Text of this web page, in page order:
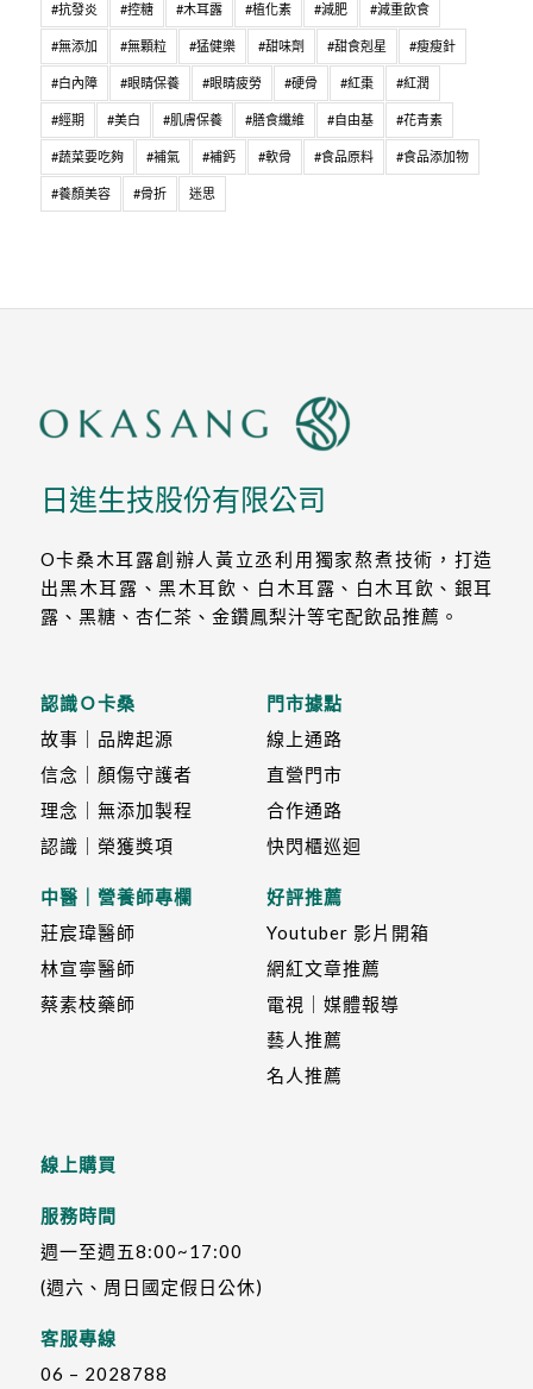
#抗發炎 #控糖 #木耳露 #植化素 #減肥 #減重飲食
#無添加 #無顆粒 #猛健樂 #甜味劑 #甜食剋星 #瘦瘦針
#白內障 #眼睛保養 #眼睛疲勞 #硬骨 #紅棗 #紅潤
#經期 #美白 #肌膚保養 #膳食纖維 #自由基 #花青素
#蔬菜要吃夠 #補氣 #補鈣 #軟骨 #食品原料 #食品添加物
#養顏美容 #骨折 迷思
日進生技股份有限公司
O卡桑木耳露創辦人黃立丞利用獨家熬煮技術，打造
出黑木耳露、黑木耳飲、白木耳露、白木耳飲、銀耳
露、黑糖、杏仁茶、金鑽鳳梨汁等宅配飲品推薦。
認識Ｏ卡桑
故事｜品牌起源
信念｜顏傷守護者
理念｜無添加製程
認識｜榮獲獎項
中醫｜營養師專欄
莊宸瑋醫師
林宣寧醫師
蔡素枝藥師
門市據點
線上通路
直營門市
合作通路
快閃櫃巡迴
好評推薦
Youtuber 影片開箱
網紅文章推薦
電視｜媒體報導
藝人推薦
名人推薦
線上購買
服務時間
週一至週五8:00~17:00
(週六、周日國定假日公休)
客服專線
06 – 2028788